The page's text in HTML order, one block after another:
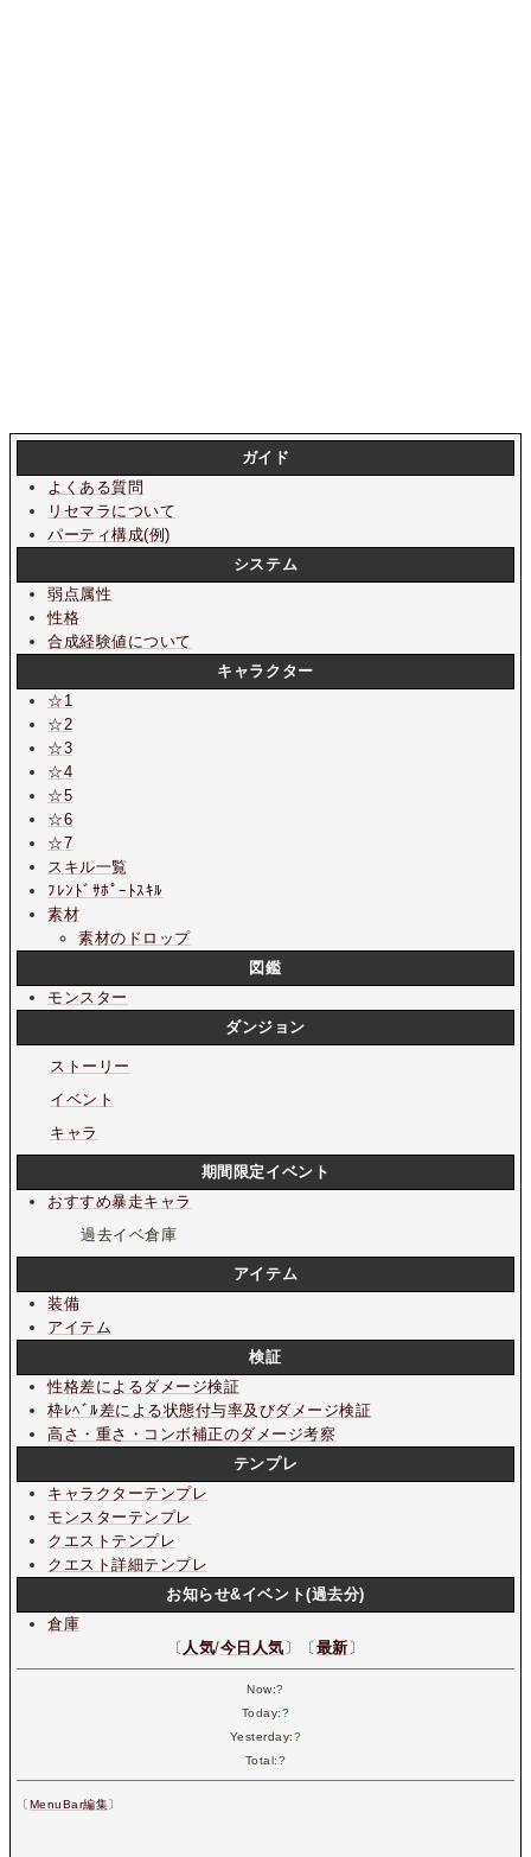
ガイド
よくある質問
リセマラについて
パーティ構成(例)
システム
弱点属性
性格
合成経験値について
キャラクター
☆1
☆2
☆3
☆4
☆5
☆6
☆7
スキル一覧
ﾌﾚﾝﾄﾞｻﾎﾟｰﾄｽｷﾙ
素材
素材のドロップ
図鑑
モンスター
ダンジョン
ストーリー
イベント
キャラ
期間限定イベント
おすすめ暴走キャラ
過去イベ倉庫
アイテム
装備
アイテム
検証
性格差によるダメージ検証
枠ﾚﾍﾞﾙ差による状態付与率及びダメージ検証
高さ・重さ・コンボ補正のダメージ考察
テンプレ
キャラクターテンプレ
モンスターテンプレ
クエストテンプレ
クエスト詳細テンプレ
お知らせ&イベント(過去分)
倉庫
〔 人気/今日人気 〕〔 最新 〕
Now:?
Today:?
Yesterday:?
Total:?
〔MenuBar編集〕